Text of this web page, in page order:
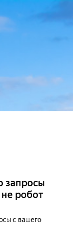
запросы
робот
с вашего